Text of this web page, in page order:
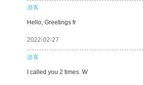
游客
Hello, Greetings fr
2022-02-27
游客
I called you 2 times. W